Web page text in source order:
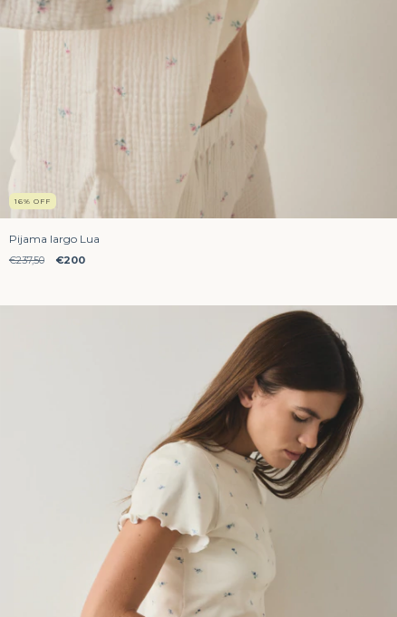
16% OFF
Pijama largo Lua
€237,50 €200